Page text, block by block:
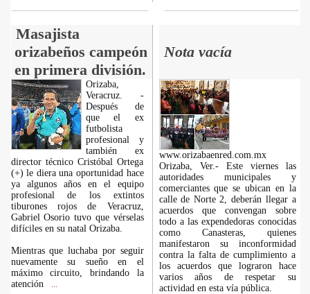
Masajista
orizabeños campeón
en primera división.
Nota vacía
Orizaba,
Veracruz. -
Después de
que el ex
futbolista
profesional y
también ex
director técnico Cristóbal Ortega
(+) le diera una oportunidad hace
ya algunos años en el equipo
profesional de los extintos
tiburones rojos de Veracruz,
Gabriel Osorio tuvo que vérselas
difíciles en su natal Orizaba.
Mientras que luchaba por seguir
nuevamente su sueño en el
máximo circuito, brindando la
atención
www.orizabaenred.com.mx
Orizaba, Ver.- Este viernes las
autoridades municipales y
comerciantes que se ubican en la
calle de Norte 2, deberán llegar a
acuerdos que convengan sobre
todo a las expendedoras conocidas
como Canasteras, quienes
manifestaron su inconformidad
contra la falta de cumplimiento a
los acuerdos que lograron hace
varios años de respetar su
actividad en esta vía pública.